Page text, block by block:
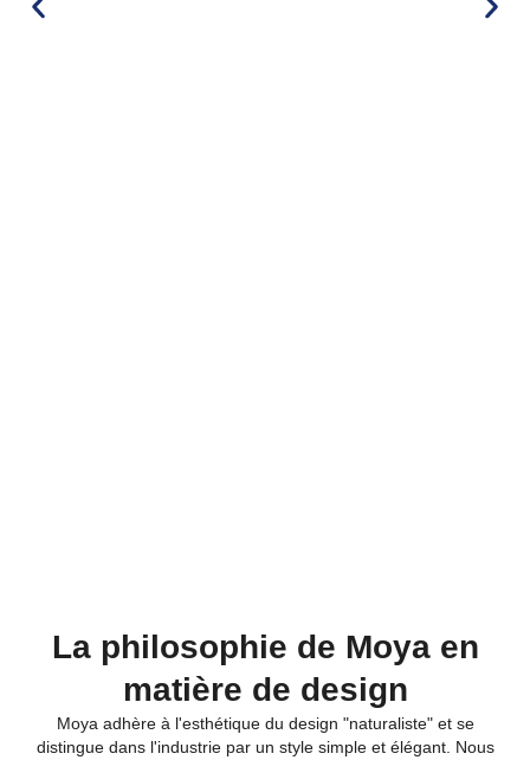
La philosophie de Moya en
matière de design
Moya adhère à l'esthétique du design "naturaliste" et se
distingue dans l'industrie par un style simple et élégant. Nous